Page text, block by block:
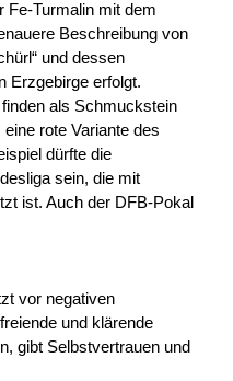
Fe-Turmalin mit dem
Beschreibung von
und dessen
Erzgebirge erfolgt.
als Schmuckstein
rote Variante des
dürfte die
sein, die mit
ist. Auch der DFB-Pokal
vor negativen
und klärende
gibt Selbstvertrauen und